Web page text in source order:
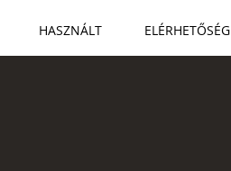
HASZNÁLT ELÉRHETŐSÉG